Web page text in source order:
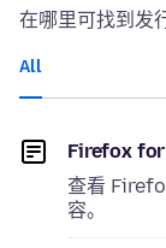
在哪里可找到发
All
Firefox for
查看
容。